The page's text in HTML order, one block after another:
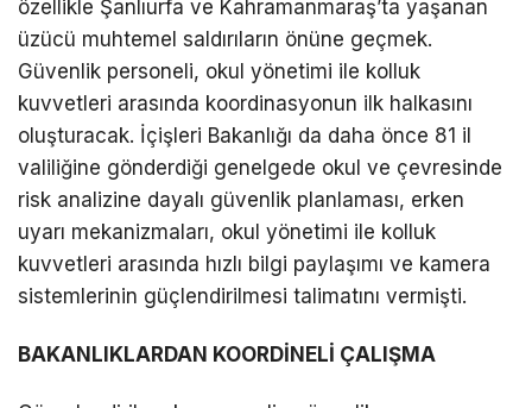
özellikle Şanlıurfa ve Kahramanmaraş’ta yaşanan
üzücü muhtemel saldırıların önüne geçmek.
Güvenlik personeli, okul yönetimi ile kolluk
kuvvetleri arasında koordinasyonun ilk halkasını
oluşturacak. İçişleri Bakanlığı da daha önce 81 il
valiliğine gönderdiği genelgede okul ve çevresinde
risk analizine dayalı güvenlik planlaması, erken
uyarı mekanizmaları, okul yönetimi ile kolluk
kuvvetleri arasında hızlı bilgi paylaşımı ve kamera
sistemlerinin güçlendirilmesi talimatını vermişti.
BAKANLIKLARDAN KOORDİNELİ ÇALIŞMA